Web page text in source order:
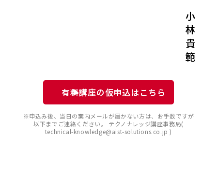
小
林
貴
範
有料講座の仮申込はこちら
※申込み後、当日の案内メールが届かない方は、お手数ですが
以下までご連絡ください。 テクノナレッジ講座事務局(
technical-knowledge@aist-solutions.co.jp )